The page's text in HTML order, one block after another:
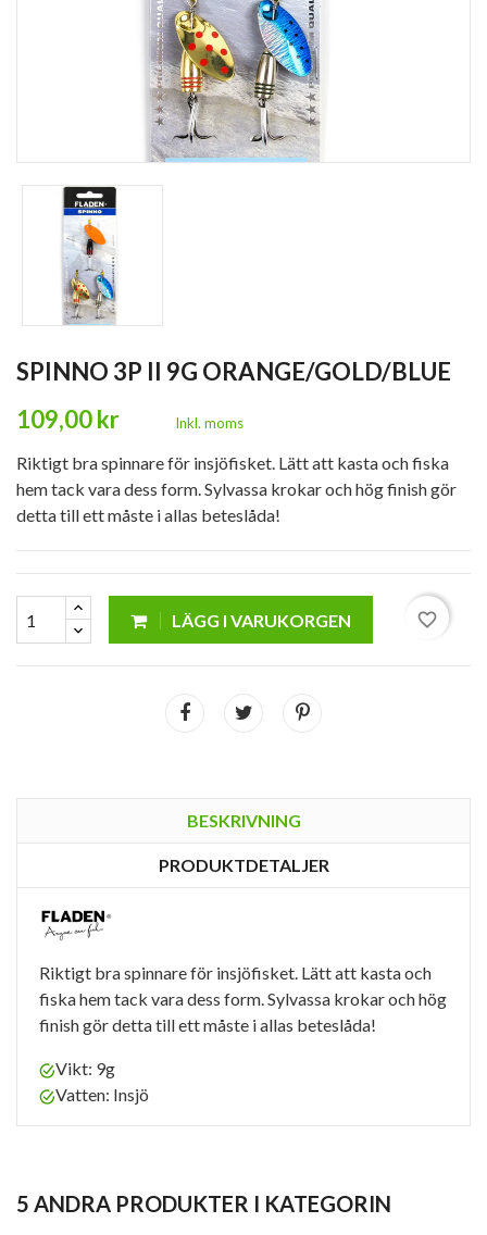
SPINNO 3P II 9G ORANGE/GOLD/BLUE
109,00 kr
Inkl. moms
Riktigt bra spinnare för insjöfisket. Lätt att kasta och fiska
hem tack vara dess form. Sylvassa krokar och hög finish gör
detta till ett måste i allas beteslåda!
LÄGG I VARUKORGEN favorite_border
BESKRIVNING
PRODUKTDETALJER
Riktigt bra spinnare för insjöfisket. Lätt att kasta och
fiska hem tack vara dess form. Sylvassa krokar och hög
finish gör detta till ett måste i allas beteslåda!
Vikt: 9g
Vatten: Insjö
5 ANDRA PRODUKTER I KATEGORIN